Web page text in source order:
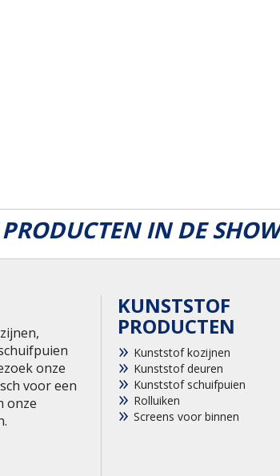
IN DE
onze
voor een
onze
KUNSTSTOF
PRODUCTEN
Kunststof kozijnen
Kunststof deuren
Kunststof schuifpuien
Rolluiken
Screens voor binnen